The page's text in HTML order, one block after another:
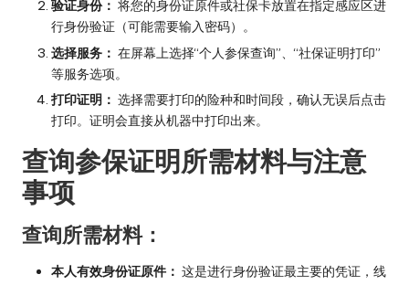
验证身份： 将您的身份证原件或社保卡放置在指定感应区进
行身份验证（可能需要输入密码）。
选择服务： 在屏幕上选择“个人参保查询”、“社保证明打印”
等服务选项。
打印证明： 选择需要打印的险种和时间段，确认无误后点击
打印。证明会直接从机器中打印出来。
查询参保证明所需材料与注意
事项
查询所需材料：
本人有效身份证原件： 这是进行身份验证最主要的凭证，线